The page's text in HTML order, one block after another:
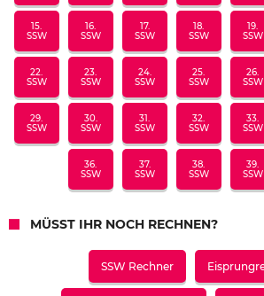
15.
SSW
16.
SSW
17.
SSW
18.
SSW
19.
SSW
22.
SSW
23.
SSW
24.
SSW
25.
SSW
26.
SSW
29.
SSW
30.
SSW
31.
SSW
32.
SSW
33.
SSW
36.
SSW
37.
SSW
38.
SSW
39.
SSW
MÜSST IHR NOCH RECHNEN?
SSW Rechner